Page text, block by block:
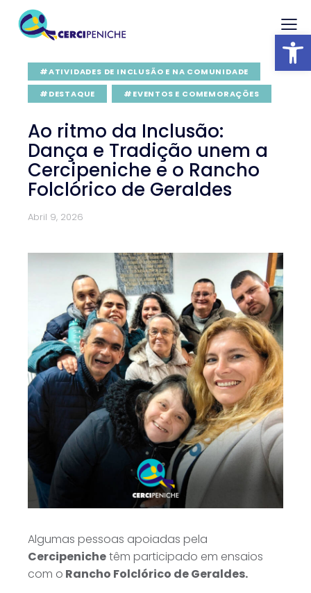
Abrir barra
#ATIVIDADES DE INCLUSÃO E NA COMUNIDADE
#DESTAQUE
#EVENTOS E COMEMORAÇÕES
Ao ritmo da Inclusão:
Dança e Tradição unem a
Cercipeniche e o Rancho
Folclórico de Geraldes
Abril 9, 2026
Algumas pessoas apoiadas pela
Cercipenichetêm participado em ensaios
com o Rancho Folclórico de Geraldes.